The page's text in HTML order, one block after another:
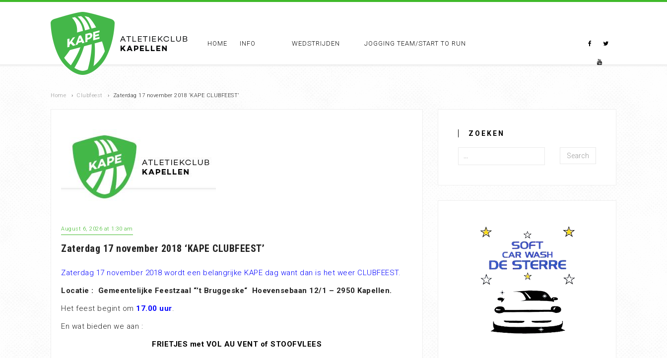
HOME INFO WEDSTRIJDEN JOGGING TEAM/START TO RUN
Home › Clubfeest › Zaterdag 17 november 2018 ‘KAPE CLUBFEEST’
August 6, 2026 at 1:30 am
Zaterdag 17 november 2018 ‘KAPE CLUBFEEST’
Zaterdag 17 november 2018 wordt een belangrijke KAPE dag want dan is het weer CLUBFEEST.
Locatie : Gemeentelijke Feestzaal “’t Bruggeske“ Hoevensebaan 12/1 – 2950 Kapellen.
Het feest begint om 17.00 uur.
En wat bieden we aan :
FRIETJES met VOL AU VENT of STOOFVLEES
ZOEKEN
Search